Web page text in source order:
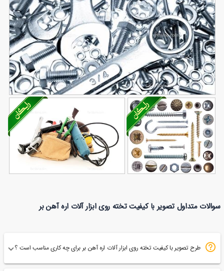
تصویر با کیفیت آچار تخت و رینگی و مهره
99
پیچ و ته پیچ133
فرز آچار شلاغی
سوالات متداول تصویر با کیفیت تخته روی ابزار آلات اره آهن بر
طرح تصویر با کیفیت تخته روی ابزار آلات اره آهن بر برای چه کاری مناسب است ؟